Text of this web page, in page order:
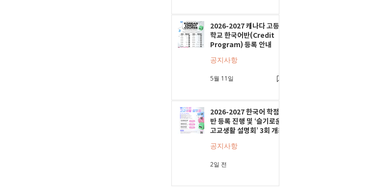
2026-2027 캐나다 고등
학교 한국어반(Credit
Program) 등록 안내
공지사항
5월 11일
2026-2027 한국어 학점
반 등록 진행 및 ‘슬기로운
고교생활 설명회’ 3회 개최
공지사항
2일 전